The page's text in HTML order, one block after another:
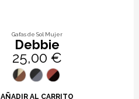
Gafas de Sol Mujer
Debbie
25,00 €
AÑADIR AL CARRITO